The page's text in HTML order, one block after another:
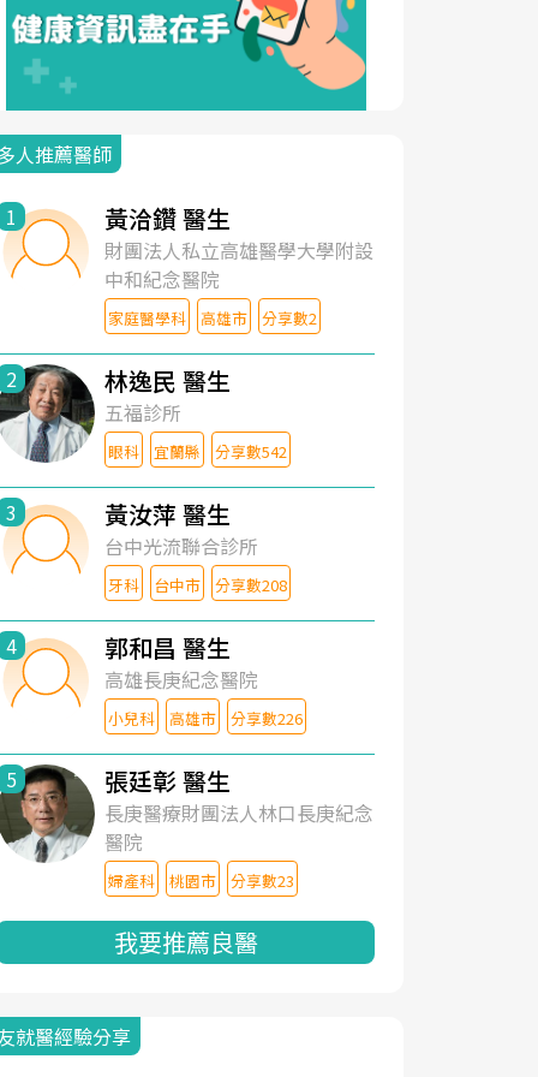
人推薦醫師
1 黃洽鑽 醫生
財團法人私立高雄醫學大學附設
中和紀念醫院
家庭醫學科 高雄市 分享數2
2 林逸民 醫生
五福診所
眼科 宜蘭縣 分享數542
3 黃汝萍 醫生
台中光流聯合診所
牙科 台中市 分享數208
4 郭和昌 醫生
高雄長庚紀念醫院
小兒科 高雄市 分享數226
5 張廷彰 醫生
長庚醫療財團法人林口長庚紀念
醫院
婦產科 桃園市 分享數23
我要推薦良醫
就醫經驗分享